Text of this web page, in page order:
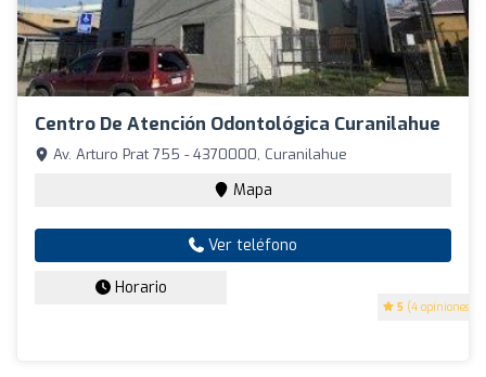
Centro De Atención Odontológica Curanilahue
5 (4 opiniones)
Av. Arturo Prat 755 - 4370000, Curanilahue
Mapa
Ver teléfono
Horario